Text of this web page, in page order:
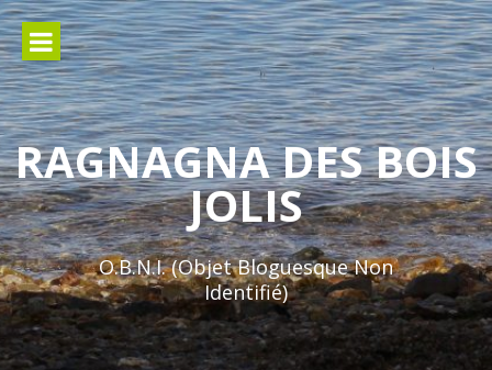
Aller
au
contenu
RAGNAGNA DES BOIS
JOLIS
O.B.N.I. (Objet Bloguesque Non
Identifié)